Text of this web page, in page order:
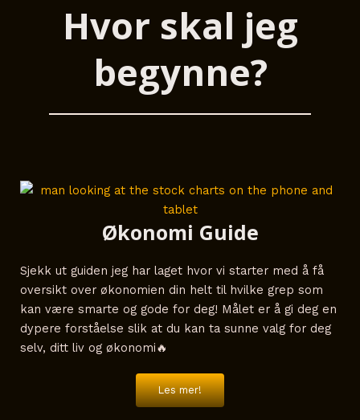
Hvor skal jeg
begynne?
Økonomi Guide
Sjekk ut guiden jeg har laget hvor vi starter med å få
oversikt over økonomien din helt til hvilke grep som
kan være smarte og gode for deg! Målet er å gi deg en
dypere forståelse slik at du kan ta sunne valg for deg
selv, ditt liv og økonomi🔥
Les mer!